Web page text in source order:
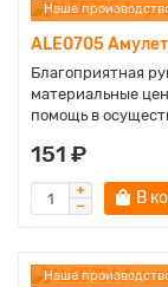
Наше
ALE0705
Благоприятная
материальные
помощь в
151 ₽
В
Наше